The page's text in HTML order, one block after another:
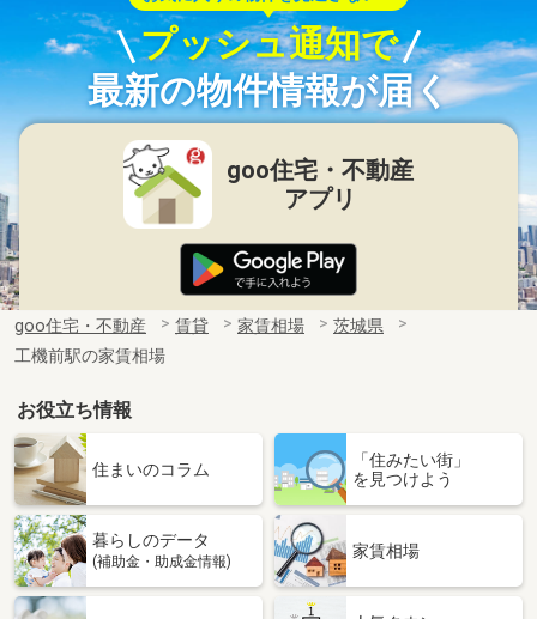
プッシュ通知で
最新の物件情報が届く
goo住宅・不動産
アプリ
goo住宅・不動産 賃貸 家賃相場
茨城県
工機前駅の家賃相場
お役立ち情報
住まいのコラム
「住みたい街」
を見つけよう
暮らしのデータ
(補助金・助成金情報)
家賃相場